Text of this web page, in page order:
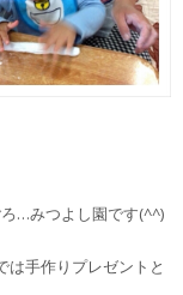
…みつよし園です(^^)
は手作りプレゼントと